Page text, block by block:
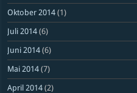
Oktober 2014 (1)
Juli 2014 (6)
Juni 2014 (6)
Mai 2014 (7)
April 2014 (2)